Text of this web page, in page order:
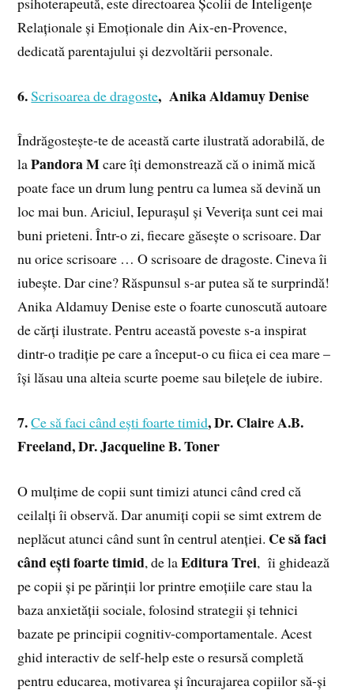
Relaționale și Emoționale din Aix-en-Provence,
dedicată parentajului și dezvoltării personale.
6.Scrisoarea de dragoste,Anika Aldamuy Denise
Îndrăgostește-te de această carte ilustrată adorabilă, de
laPandora Mcare îți demonstrează că o inimă mică
poate face un drum lung pentru ca lumea să devină un
loc mai bun. Ariciul, Iepurașul și Veverița sunt cei mai
buni prieteni. Într-o zi, fiecare găsește o scrisoare. Dar
nu orice scrisoare … O scrisoare de dragoste. Cineva îi
iubește. Dar cine? Răspunsul s-ar putea să te surprindă!
Anika Aldamuy Denise este o foarte cunoscută autoare
de cărți ilustrate. Pentru această poveste s-a inspirat
dintr-o tradiție pe care a început-o cu fiica ei cea mare –
își lăsau una alteia scurte poeme sau bilețele de iubire.
7.Ce să faci când ești foarte timid, Dr. Claire A.B.
Freeland, Dr. Jacqueline B. Toner
O mulțime de copii sunt timizi atunci când cred că
ceilalți îi observă. Dar anumiți copii se simt extrem de
neplăcut atunci când sunt în centrul atenției. Ce să faci
când ești foarte timid, de laEditura Trei, îi ghidează
pe copii și pe părinții lor printre emoțiile care stau la
baza anxietății sociale, folosind strategii și tehnici
bazate pe principii cognitiv-comportamentale. Acest
ghid interactiv de self-help este o resursă completă
pentru educarea, motivarea și încurajarea copiilor să-și